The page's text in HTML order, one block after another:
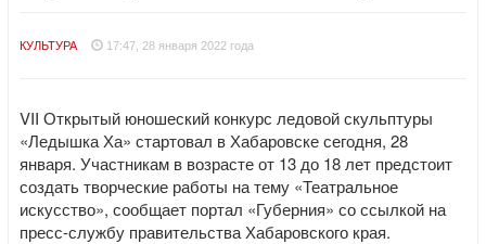
КУЛЬТУРА 17:47, 28 января 2022 года
VII Открытый юношеский конкурс ледовой скульптуры
«Ледышка Ха» стартовал в Хабаровске сегодня, 28
января. Участникам в возрасте от 13 до 18 лет предстоит
создать творческие работы на тему «Театральное
искусство», сообщает портал «Губерния» со ссылкой на
пресс-службу правительства Хабаровского края.